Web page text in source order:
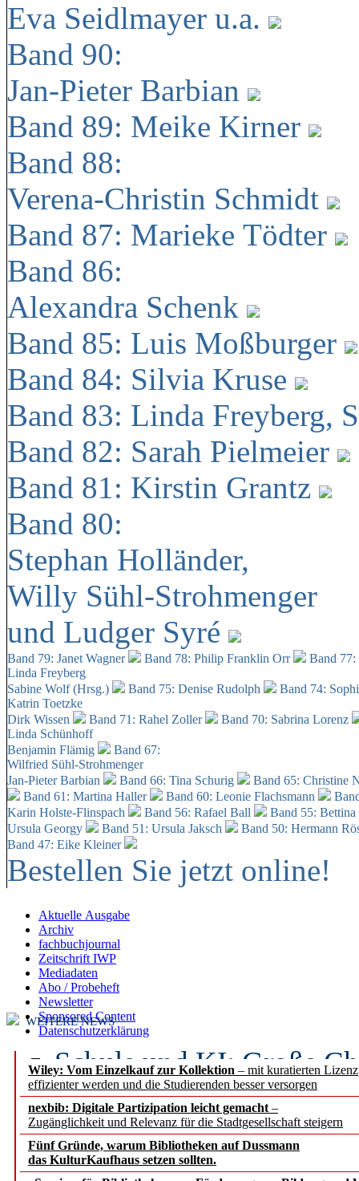
Eva Seidlmayer u.a.
Band 90:
Jan-Pieter Barbian
Band 89: Meike Kirner
Band 88:
Verena-Christin Schmidt
Band 87: Marieke Tödter
Band 86:
Alexandra Schenk
Band 85: Luis Moßburger
Band 84: Silvia Kruse
Band 83: Linda Freyberg,
Band 82: Sarah Pielmeier
Band 81: Kirstin Grantz
Band 80:
Stephan Holländer,
Willy Sühl-Strohmenger
und Ludger Syré
Band 79: Janet Wagner Band 78: Philip Franklin Orr
Band
Linda Freyberg
Sabine Wolf (Hrsg.)
Band 75: Denise Rudolph
Band 74:
Katrin Toetzke
Dirk Wissen
Band 71: Rahel Zoller
Band 70: Sabrina Lorenz
Linda Schünhoff
Benjamin Flämig
Band 67:
Wilfried Sühl-Strohmenger
Jan-Pieter Barbian
Band 66: Tina Schurig
Band 65: Christine
Band 61: Martina Haller
Band 60: Leonie Flachsmann
Karin Holste-Flinspach
Band 56: Rafael Ball
Band 55:
Ursula Georgy
Band 51: Ursula Jaksch Band 50: Hermann
Band 47: Eike Kleiner
Bestellen Sie jetzt online!
Aktuelle Ausgabe
Archiv
fachbuchjournal
Zeitschrift IWP
Mediadaten
Abo / Probeheft
Newsletter
Sponsored Content
Datenschutzerklärung
Wiley: Vom Einzelkauf zur Kollektion – mit kuratierten
effizienter werden und die Studierenden besser versorgen
nexbib: Digitale Partizipation leicht gemacht –
Zugänglichkeit und Relevanz für die Stadtgesellschaft steigern
Fünf Gründe, warum Bibliotheken auf Dussmann
das KulturKaufhaus setzen sollten.
WEITERE NEWS
Schule und KI: Große
Voraussetzungen
Erfolgreiches erstes
Segment Research –